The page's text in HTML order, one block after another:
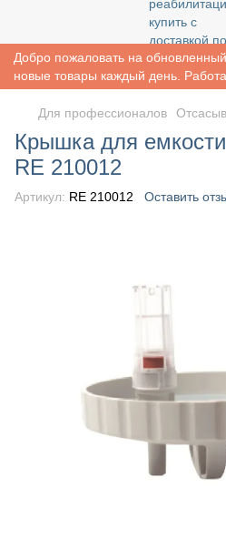
Добро пожаловать на
новые товары каждый день.
Для профессионалов
Крышка для
RE 210012
Артикул: RE 210012 Оставить